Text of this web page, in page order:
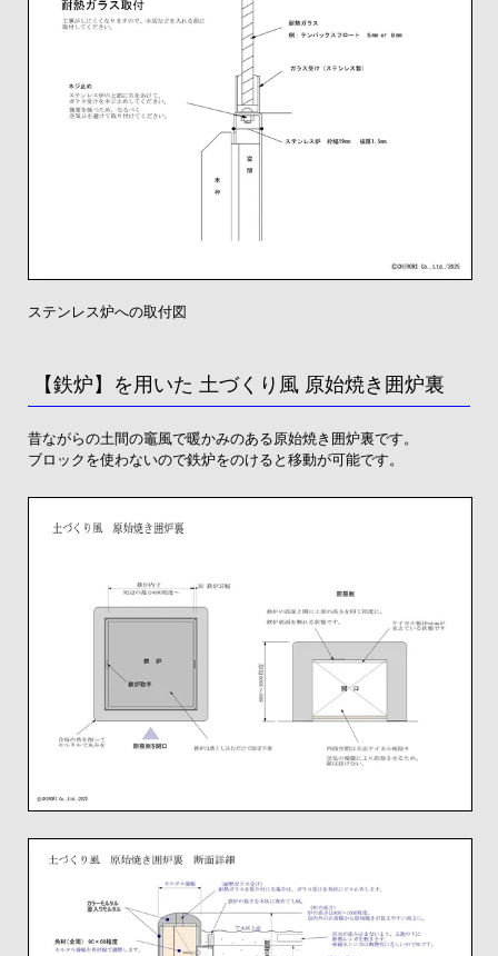
ステンレス炉への取付図
【鉄炉】を用いた 土づくり風 原始焼き囲炉裏
昔ながらの土間の竈風で暖かみのある原始焼き囲炉裏です。
ブロックを使わないので鉄炉をのけると移動が可能です。